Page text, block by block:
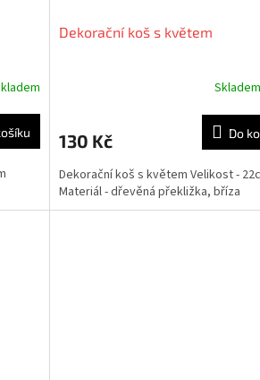
Dekorační koš s květem
Skladem
130 Kč Do
Dekorační koš s květem Velikost -
Materiál - dřevěná překližka, bříza